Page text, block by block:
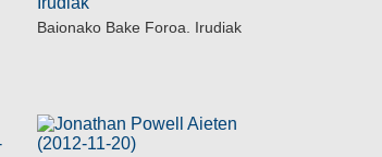
Baionako Bake Foroa. Irudiak